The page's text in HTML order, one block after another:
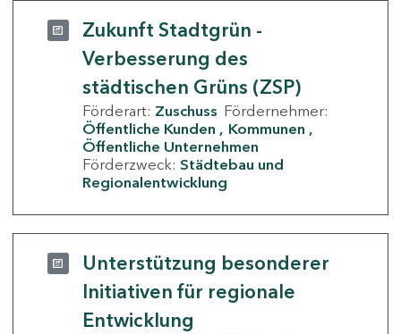
Zukunft Stadtgrün -
Verbesserung des
städtischen Grüns (ZSP)
Förderart: Zuschuss Fördernehmer:
Öffentliche Kunden
Kommunen
Öffentliche Unternehmen
Förderzweck: Städtebau und
Regionalentwicklung
Unterstützung besonderer
Initiativen für regionale
Entwicklung